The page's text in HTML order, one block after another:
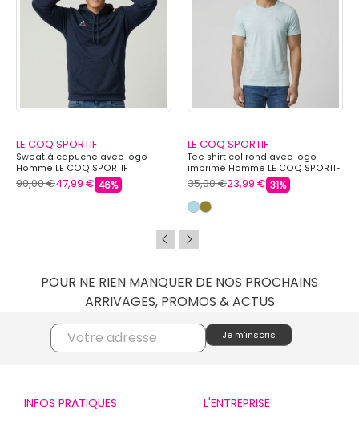
LE COQ SPORTIF
Sweat à capuche avec logo
Homme LE COQ SPORTIF
90,00 €47,99 € 46%
LE COQ SPORTIF
Tee shirt col rond avec logo
imprimé Homme LE COQ SPORTIF
35,00 €23,99 € 31%
POUR NE RIEN MANQUER DE NOS PROCHAINS
ARRIVAGES, PROMOS & ACTUS
INFOS PRATIQUES L'ENTREPRISE